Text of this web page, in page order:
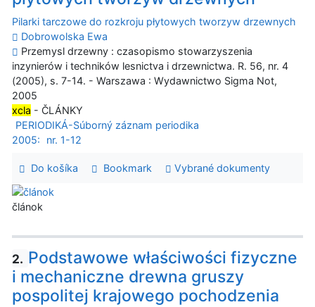
Pilarki tarczowe do rozkroju płytowych tworzyw drzewnych
Dobrowolska Ewa
Przemysl drzewny : czasopismo stowarzyszenia
inzynierów i techników lesnictva i drzewnictwa. R. 56, nr. 4
(2005), s. 7-14. - Warszawa : Wydawnictwo Sigma Not,
2005
xcla - ČLÁNKY
PERIODIKÁ-Súborný záznam periodika
2005:
nr. 1-12
Do košíka Bookmark Vybrané dokumenty
článok
2. Podstawowe właściwości fizyczne
i mechaniczne drewna gruszy
pospolitej krajowego pochodzenia